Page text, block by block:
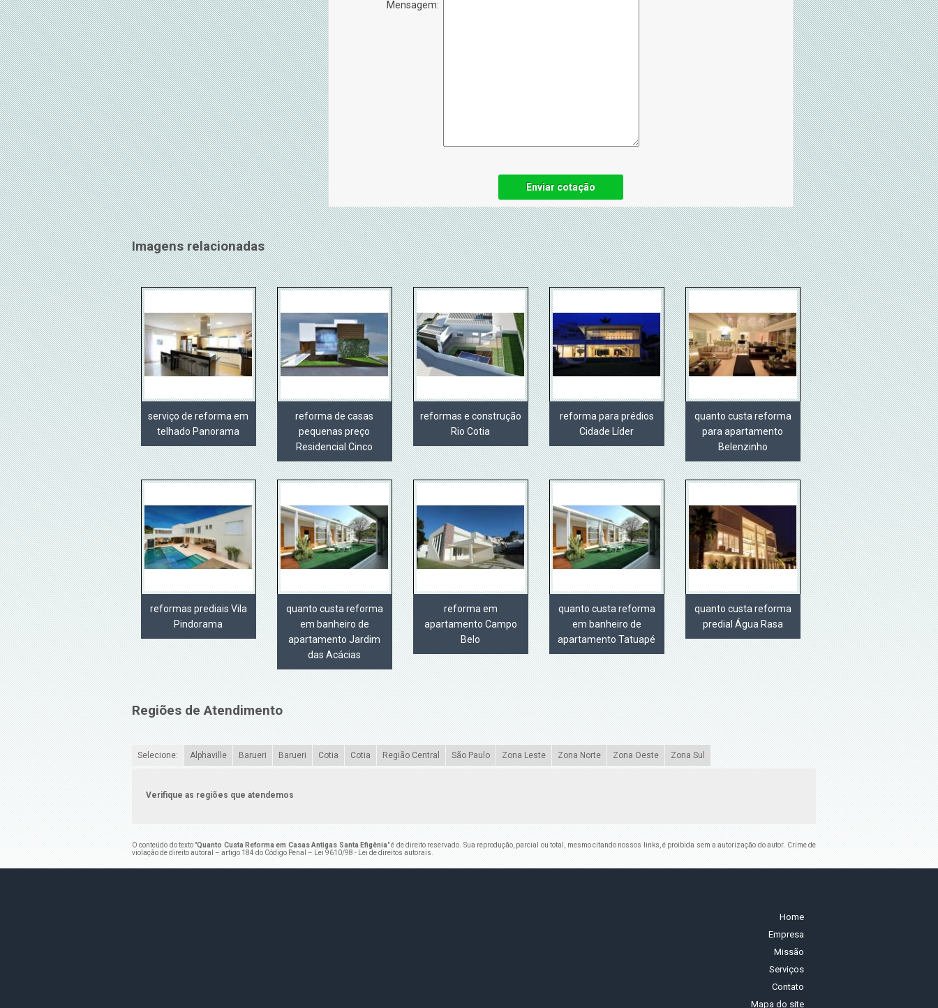
Mensagem:
Enviar cotação
Imagens relacionadas
serviço de reforma em
telhado Panorama
reforma de casas
pequenas preço
Residencial Cinco
reformas e construção
Rio Cotia
reforma para prédios
Cidade Líder
quanto custa reforma
para apartamento
Belenzinho
reformas prediais Vila
Pindorama
quanto custa reforma
em banheiro de
apartamento Jardim
das Acácias
reforma em
apartamento Campo
Belo
quanto custa reforma
em banheiro de
apartamento Tatuapé
quanto custa reforma
predial Água Rasa
Regiões de Atendimento
Selecione: Alphaville Barueri Barueri Cotia Cotia Região Central São Paulo Zona Leste Zona Norte Zona Oeste Zona Sul
Verifique as regiões que atendemos
O conteúdo do texto "Quanto Custa Reforma em Casas Antigas Santa Efigênia" é de direito reservado. Sua reprodução, parcial ou total, mesmo citando nossos links, é proibida sem a autorização do autor. Crime de
violação de direito autoral – artigo 184 do Código Penal –
Lei 9610/98 - Lei de direitos autorais
Home
Empresa
Missão
Serviços
Contato
Mapa do site